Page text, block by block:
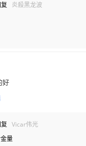
炎殺黑龙波
好
Vicar伟光
量